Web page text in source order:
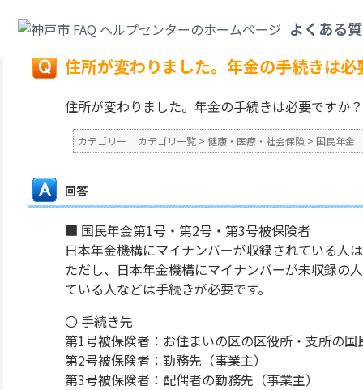
よくある
戻る
住所が変わりました。年金の手続きは必
住所が変わりました。年金の手続きは必要ですか？
カテゴリー : カテゴリ一覧 > 健康・医療・社会保険 > 国民年金
回答
■ 国民年金第1号・第2号・第3号被保険者
日本年金機構にマイナンバーが収録されている人
ただし、日本年金機構にマイナンバーが未収録の
ている人などは手続きが必要です。
〇 手続き先
第1号被保険者：お住まいの区の区役所・支所の国
第2号被保険者：勤務先（事業主）
第3号被保険者：配偶者の勤務先（事業主）